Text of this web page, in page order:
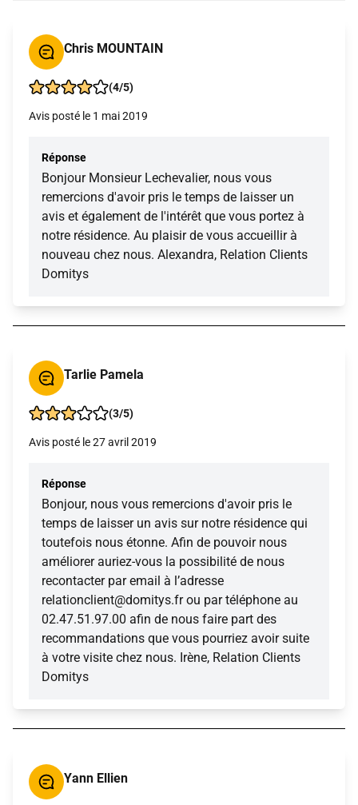
Chris MOUNTAIN
(4/5)
Avis posté le 1 mai 2019
Réponse
Bonjour Monsieur Lechevalier, nous vous
remercions d'avoir pris le temps de laisser un
avis et également de l'intérêt que vous portez à
notre résidence. Au plaisir de vous accueillir à
nouveau chez nous. Alexandra, Relation Clients
Domitys
Tarlie Pamela
(3/5)
Avis posté le 27 avril 2019
Réponse
Bonjour, nous vous remercions d'avoir pris le
temps de laisser un avis sur notre résidence qui
toutefois nous étonne. Afin de pouvoir nous
améliorer auriez-vous la possibilité de nous
recontacter par email à l’adresse
relationclient@domitys.fr ou par téléphone au
02.47.51.97.00 afin de nous faire part des
recommandations que vous pourriez avoir suite
à votre visite chez nous. Irène, Relation Clients
Domitys
Yann Ellien